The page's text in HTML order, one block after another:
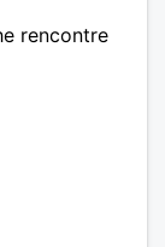
rencontre